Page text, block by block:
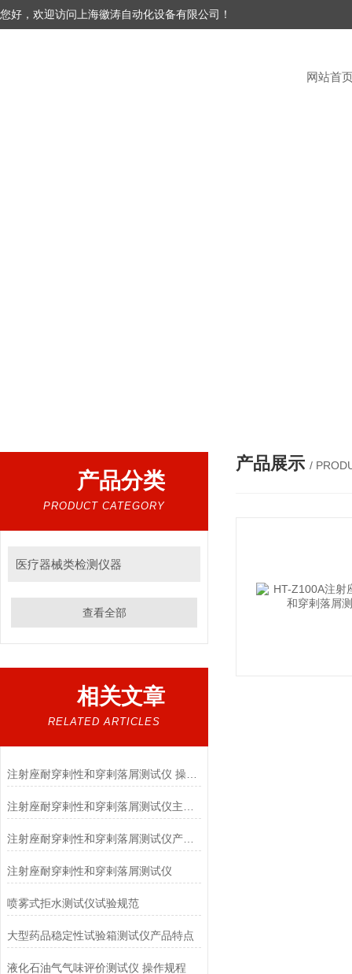
您好，欢迎访问上海徽涛自动化设备有限公司！
网站首
产品分类
PRODUCT CATEGORY
医疗器械类检测仪器
查看全部
相关文章
RELATED ARTICLES
注射座耐穿剌性和穿剌落屑测试仪 操作步驟
注射座耐穿剌性和穿剌落屑测试仪产品知识，上海徽涛
注射座耐穿剌性和穿剌落屑测试仪
喷雾式拒水测试仪试验规范
大型药品稳定性试验箱测试仪产品特点
液化石油气气味评价测试仪 操作规程
产品展示 /